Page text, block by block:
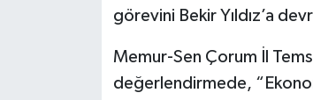
görevini Bekir Yıldız’a
Memur-Sen Çorum İl
değerlendirmede,